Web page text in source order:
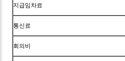
지급임차료
통신료
회의비